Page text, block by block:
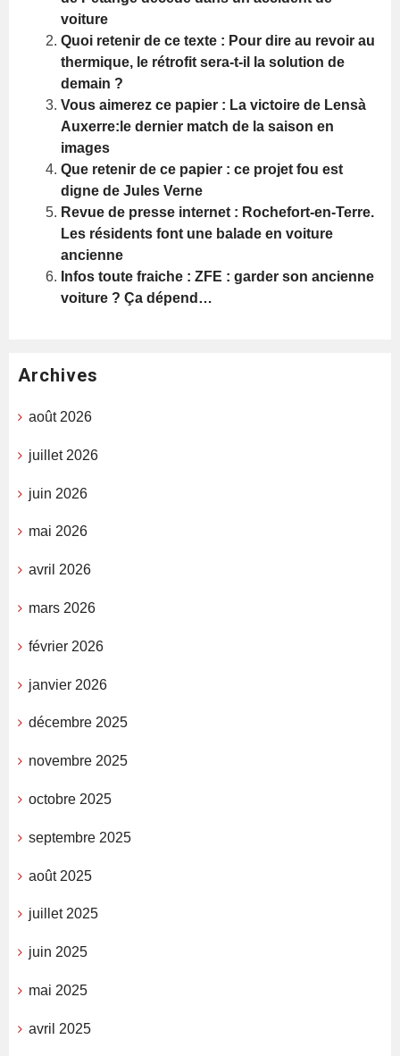
voiture
Quoi retenir de ce texte : Pour dire au revoir au
thermique, le rétrofit sera-t-il la solution de
demain ?
Vous aimerez ce papier : La victoire de Lensà
Auxerre:le dernier match de la saison en
images
Que retenir de ce papier : ce projet fou est
digne de Jules Verne
Revue de presse internet : Rochefort-en-Terre.
Les résidents font une balade en voiture
ancienne
Infos toute fraiche : ZFE : garder son ancienne
voiture ? Ça dépend…
Archives
août 2026
juillet 2026
juin 2026
mai 2026
avril 2026
mars 2026
février 2026
janvier 2026
décembre 2025
novembre 2025
octobre 2025
septembre 2025
août 2025
juillet 2025
juin 2025
mai 2025
avril 2025